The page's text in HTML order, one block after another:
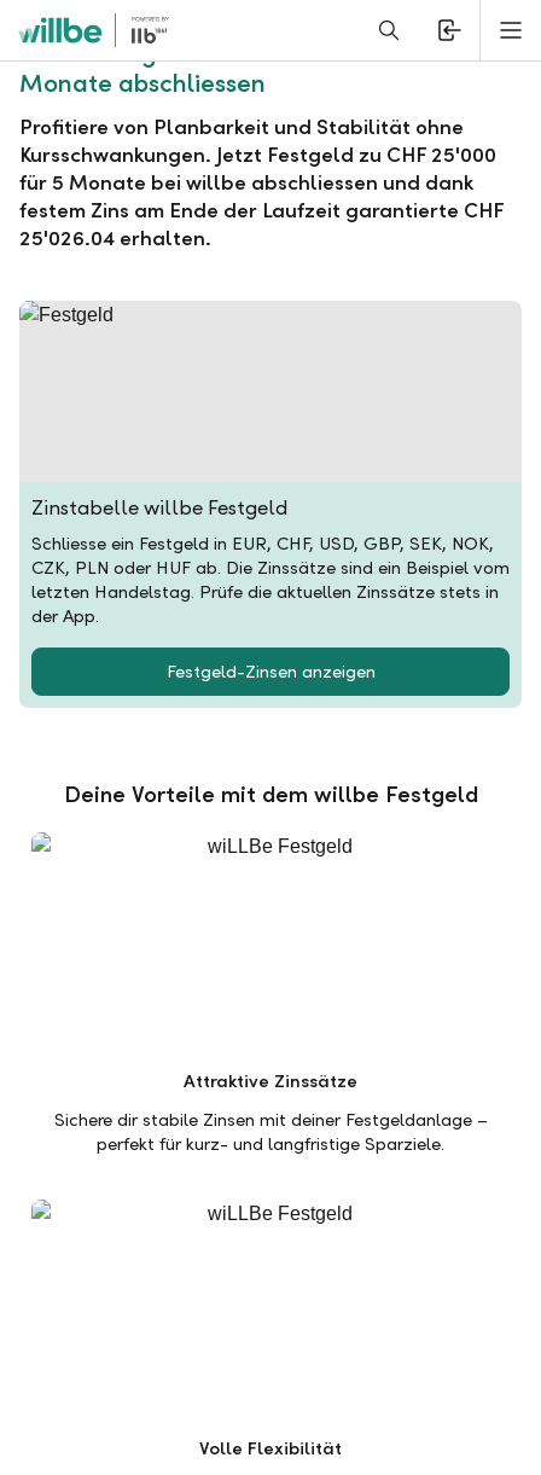
Alerts.Headline
willbe Festgeld zu CHF 25'000 für 5
Monate abschliessen
Profitiere von Planbarkeit und Stabilität ohne
Kursschwankungen. Jetzt Festgeld zu CHF 25'000
für 5 Monate bei willbe abschliessen und dank
festem Zins am Ende der Laufzeit garantierte CHF
25'026.04 erhalten.
Zinstabelle willbe Festgeld
Schliesse ein Festgeld in EUR, CHF, USD, GBP, SEK, NOK,
CZK, PLN oder HUF ab. Die Zinssätze sind ein Beispiel vom
letzten Handelstag. Prüfe die aktuellen Zinssätze stets in
der App.
Festgeld-Zinsen anzeigen
Deine Vorteile mit dem willbe Festgeld
Attraktive Zinssätze
Sichere dir stabile Zinsen mit deiner Festgeldanlage –
perfekt für kurz- und langfristige Sparziele.
Volle Flexibilität